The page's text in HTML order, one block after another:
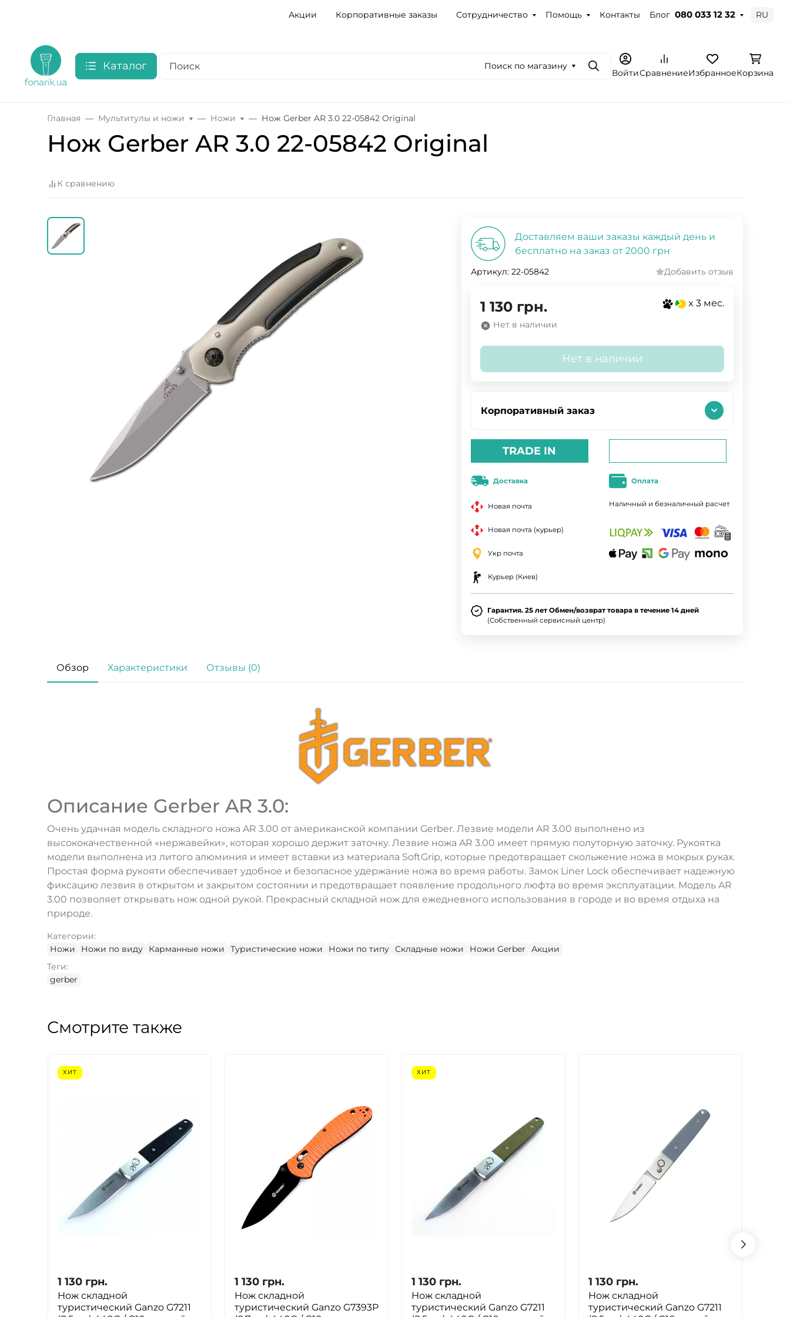
Акции Корпоративные заказы Сотрудничество Помощь Контакты Блог 080 033 12 32 RU
Каталог Поиск по магазину
ПоискВойтиСравнениеИзбранноеКорзина
Главная Мультитулы и ножи Ножи Нож Gerber AR 3.0 22-05842 Original
Нож Gerber AR 3.0 22-05842 Original
К сравнению
Доставляем ваши заказы каждый день и
бесплатно на заказ от 2000 грн
Артикул: 22-05842 Добавить отзыв
1 130 грн. x 3 мес.
Нет в наличии
Нет в наличии
Корпоративный заказ
TRADE IN
Доставка
Новая почта
Новая почта (курьер)
Укр почта
Курьер (Киев)
Оплата
Наличный и безналичный расчет
Гарантия. 25 лет Обмен/возврат товара в течение 14 дней
(Собственный сервисный центр)
Обзор Характеристики Отзывы (0)
Описание Gerber AR 3.0:
Очень удачная модель складного ножа AR 3.00 от американской компании Gerber. Лезвие модели AR 3.00 выполнено из
высококачественной «нержавейки», которая хорошо держит заточку. Лезвие ножа AR 3.00 имеет прямую полуторную заточку. Рукоятка
модели выполнена из литого алюминия и имеет вставки из материала SoftGrip, которые предотвращает скольжение ножа в мокрых руках.
Простая форма рукояти обеспечивает удобное и безопасное удержание ножа во время работы. Замок Liner Lock обеспечивает надежную
фиксацию лезвия в открытом и закрытом состоянии и предотвращает появление продольного люфта во время эксплуатации. Модель AR
3.00 позволяет открывать нож одной рукой. Прекрасный складной нож для ежедневного использования в городе и во время отдыха на
природе.
Категории:
Ножи
Ножи по виду Карманные ножи Туристические ножи Ножи по типу Складные ножи Ножи Gerber
Акции
Теги:
gerber
Смотрите также
ХИТ
1 130 грн.
Нож складной
туристический Ganzo G7211
1 130 грн.
Нож складной
туристический Ganzo G7393P
ХИТ
1 130 грн.
Нож складной
туристический Ganzo G7211
1 130 грн.
Нож складной
туристический Ganzo G7211